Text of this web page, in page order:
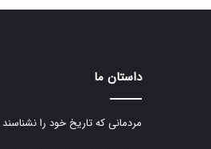
داستان ما
مردمانی که تاریخ خود را